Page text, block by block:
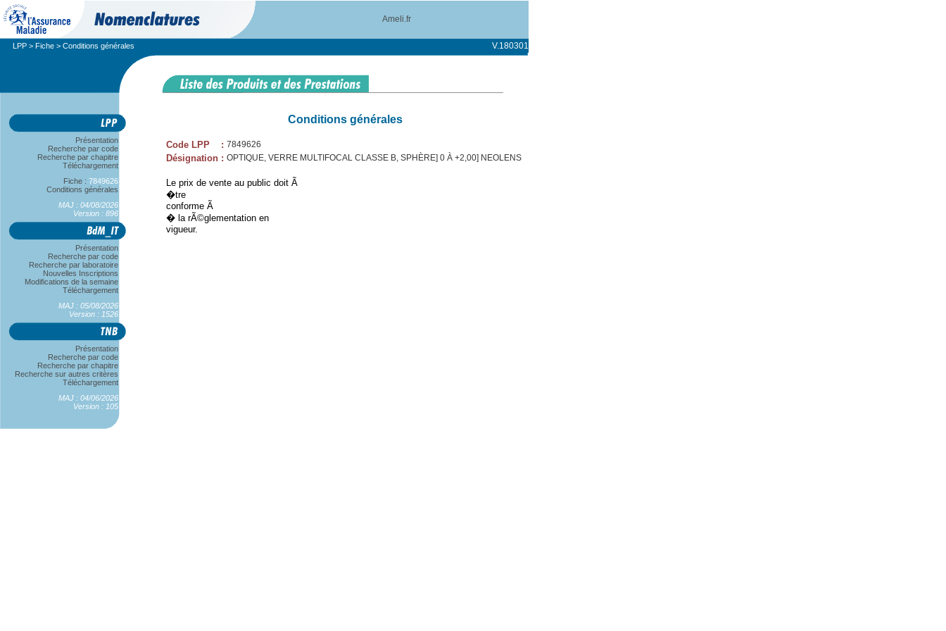
Ameli.fr
LPP > Fiche > Conditions générales V.180301
Présentation
Recherche par code
Recherche par chapitre
Téléchargement
Fiche : 7849626
Conditions générales
MAJ : 04/08/2026
Version : 896
Présentation
Recherche par code
Recherche par laboratoire
Nouvelles Inscriptions
Modifications de la semaine
Téléchargement
MAJ : 05/08/2026
Version : 1526
Présentation
Recherche par code
Recherche par chapitre
Recherche sur autres critères
Téléchargement
MAJ : 04/06/2026
Version : 105
Conditions générales
Code LPP : 7849626
Désignation : OPTIQUE, VERRE MULTIFOCAL CLASSE B, SPHÈRE] 0 À +2,00] NEOLENS
Le prix de vente au public doit Ã
�tre
conforme Ã
� la rÃ©glementation en
vigueur.